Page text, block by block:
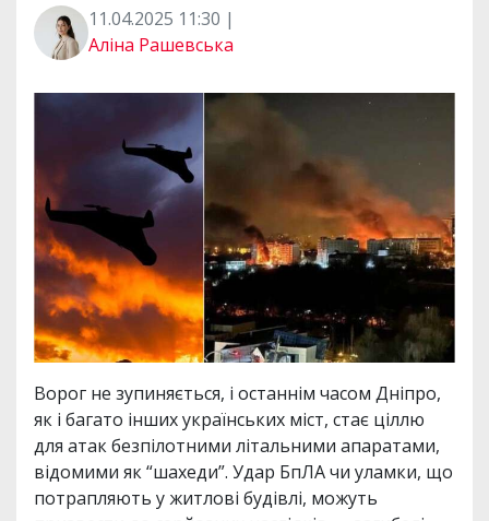
11.04.2025 11:30 |
Аліна Рашевська
Ворог не зупиняється, і останнім часом Дніпро,
як і багато інших українських міст, стає ціллю
для атак безпілотними літальними апаратами,
відомими як “шахеди”. Удар БпЛА чи уламки, що
потрапляють у житлові будівлі, можуть